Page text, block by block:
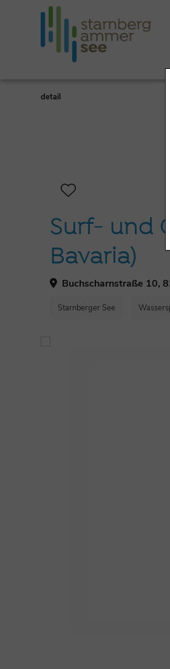
detail
Surf- und
Bavaria)
Buchscharnstraße 10,
Starnberger See